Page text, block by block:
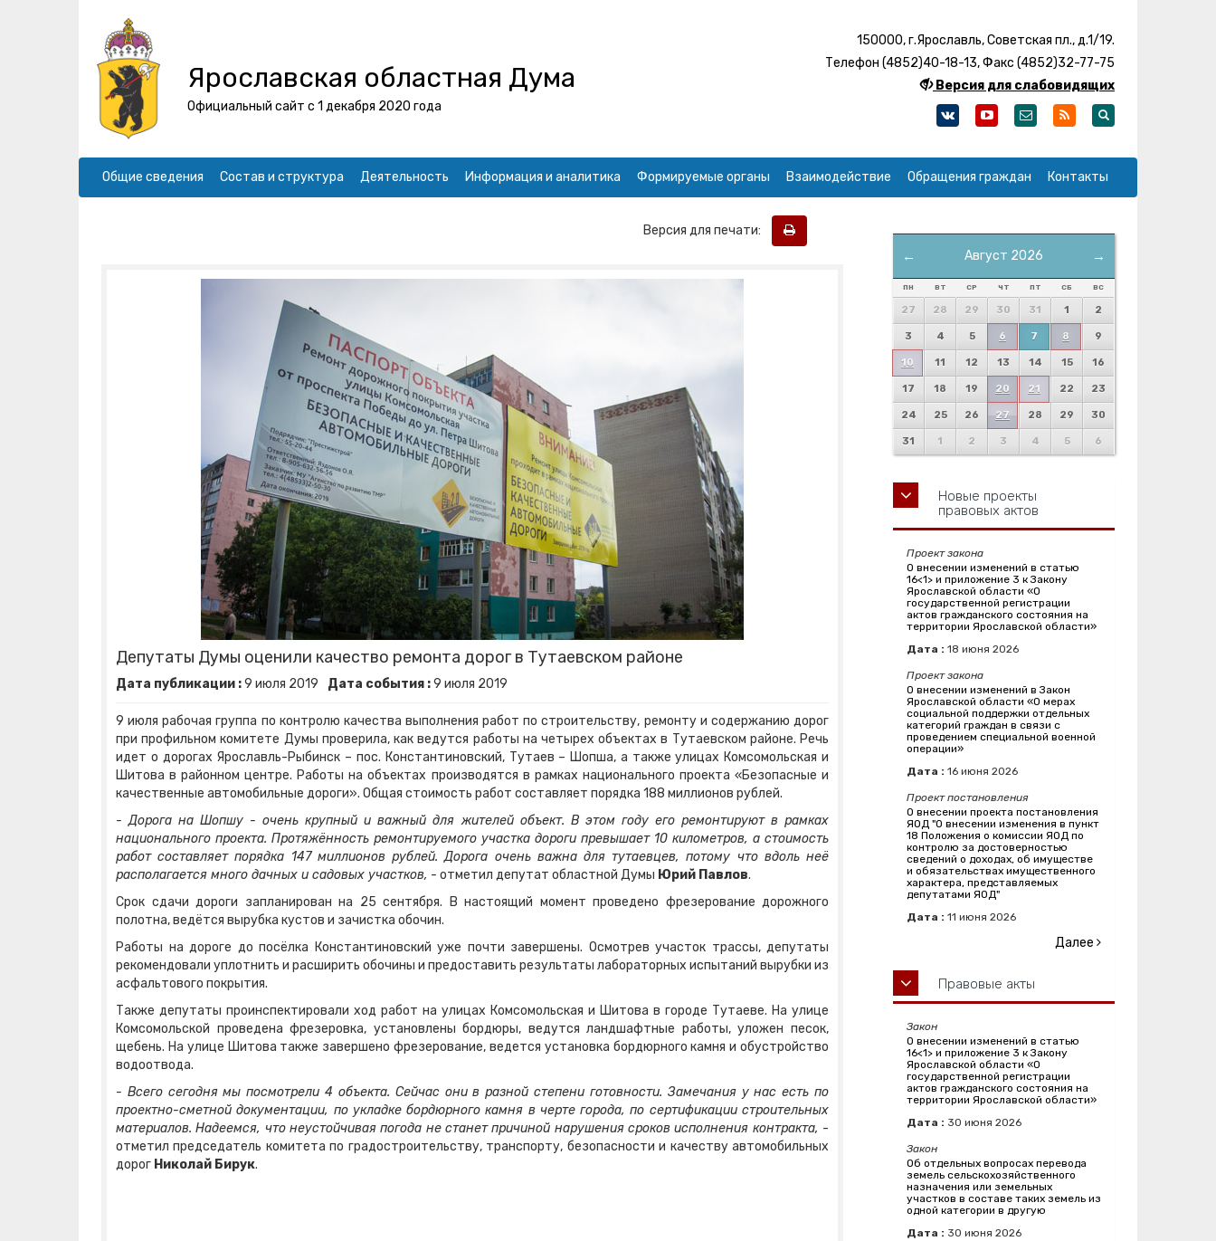
Ярославская областная Дума
Официальный сайт с 1 декабря 2020 года
150000, г.Ярославль, Советская пл., д.1/19.
Телефон (4852)40-18-13, Факс (4852)32-77-75
Версия для слабовидящих
Общие сведения Состав и структура Деятельность Информация и аналитика Формируемые органы Взаимодействие Обращения граждан Контакты
Версия для печати:
Депутаты Думы оценили качество ремонта дорог в Тутаевском районе
Дата публикации :9 июля 2019 Дата события :9 июля 2019
9 июля рабочая группа по контролю качества выполнения работ по строительству, ремонту и содержанию дорог
при профильном комитете Думы проверила, как ведутся работы на четырех объектах в Тутаевском районе. Речь
идет о дорогах Ярославль-Рыбинск – пос. Константиновский, Тутаев – Шопша, а также улицах Комсомольская и
Шитова в районном центре. Работы на объектах производятся в рамках национального проекта «Безопасные и
качественные автомобильные дороги». Общая стоимость работ составляет порядка 188 миллионов рублей.
- Дорога на Шопшу - очень крупный и важный для жителей объект. В этом году его ремонтируют в рамках
национального проекта. Протяжённость ремонтируемого участка дороги превышает 10 километров, а стоимость
работ составляет порядка 147 миллионов рублей. Дорога очень важна для тутаевцев, потому что вдоль неё
располагается много дачных и садовых участков, - отметил депутат областной Думы Юрий Павлов.
Срок сдачи дороги запланирован на 25 сентября. В настоящий момент проведено фрезерование дорожного
полотна, ведётся вырубка кустов и зачистка обочин.
Работы на дороге до посёлка Константиновский уже почти завершены. Осмотрев участок трассы, депутаты
рекомендовали уплотнить и расширить обочины и предоставить результаты лабораторных испытаний вырубки из
асфальтового покрытия.
Также депутаты проинспектировали ход работ на улицах Комсомольская и Шитова в городе Тутаеве. На улице
Комсомольской проведена фрезеровка, установлены бордюры, ведутся ландшафтные работы, уложен песок,
щебень. На улице Шитова также завершено фрезерование, ведется установка бордюрного камня и обустройство
водоотвода.
- Всего сегодня мы посмотрели 4 объекта. Сейчас они в разной степени готовности. Замечания у нас есть по
проектно-сметной документации, по укладке бордюрного камня в черте города, по сертификации строительных
материалов. Надеемся, что неустойчивая погода не станет причиной нарушения сроков исполнения контракта, -
отметил председатель комитета по градостроительству, транспорту, безопасности и качеству автомобильных
дорог Николай Бирук.
← →
Август 2026
ПН ВТ СР ЧТ ПТ СБ ВС
27 28 29 30 31 1 2
3 4 5 6 7 8 9
10 11 12 13 14 15 16
17 18 19 20 21 22 23
24 25 26 27 28 29 30
31 1 2 3 4 5 6
Новые проекты
правовых актов
Проект закона
О внесении изменений в статью
16<1> и приложение 3 к Закону
Ярославской области «О
государственной регистрации
актов гражданского состояния на
территории Ярославской области»
Дата : 18 июня 2026
Проект закона
О внесении изменений в Закон
Ярославской области «О мерах
социальной поддержки отдельных
категорий граждан в связи с
проведением специальной военной
операции»
Дата : 16 июня 2026
Проект постановления
О внесении проекта постановления
ЯОД "О внесении изменения в пункт
18 Положения о комиссии ЯОД по
контролю за достоверностью
сведений о доходах, об имуществе
и обязательствах имущественного
характера, представляемых
депутатами ЯОД"
Дата : 11 июня 2026
Далее
Правовые акты
Закон
О внесении изменений в статью
16<1> и приложение 3 к Закону
Ярославской области «О
государственной регистрации
актов гражданского состояния на
территории Ярославской области»
Дата : 30 июня 2026
Закон
Об отдельных вопросах перевода
земель сельскохозяйственного
назначения или земельных
участков в составе таких земель из
одной категории в другую
Дата : 30 июня 2026